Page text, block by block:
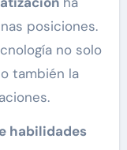
posiciones.
no solo
también la
habilidades